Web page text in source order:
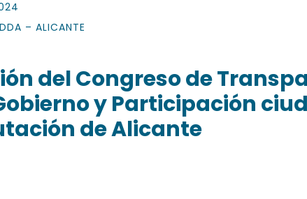
– ALICANTE
del Congreso de
y Participación
de Alicante